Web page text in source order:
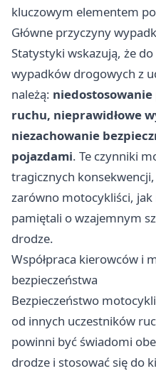
kluczowym elementem
Główne przyczyny
Statystyki wskazują, że
wypadków drogowych z
należą:
ruchu, nieprawidłowe
niezachowanie
pojazdami. Te czynniki
tragicznych
zarówno motocykliści,
pamiętali o wzajemnym
drodze.
Współpraca kierowców i
bezpieczeństwa
Bezpieczeństwo
od innych uczestników
powinni być świadomi
drodze i stosować się do